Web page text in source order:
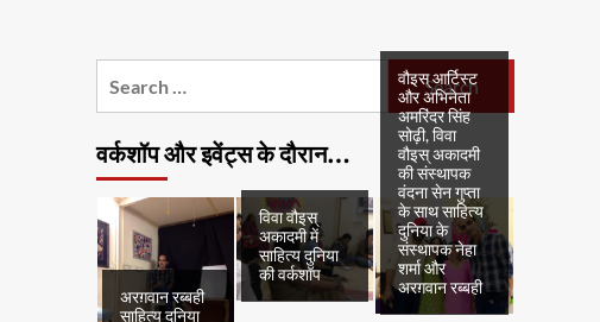
वर्कशॉप और इवेंट्स के दौरान…
अरग़वान रब्बही
साहित्य दुनिया
विवा वौइस्
अकादमी में
साहित्य दुनिया
की वर्कशॉप
वौइस् आर्टिस्ट
और अभिनेता
अमरिंदर सिंह
सोढ़ी, विवा
वौइस् अकादमी
की संस्थापक
वंदना सेन गुप्ता
के साथ साहित्य
दुनिया के
संस्थापक नेहा
शर्मा और
अरग़वान रब्बही